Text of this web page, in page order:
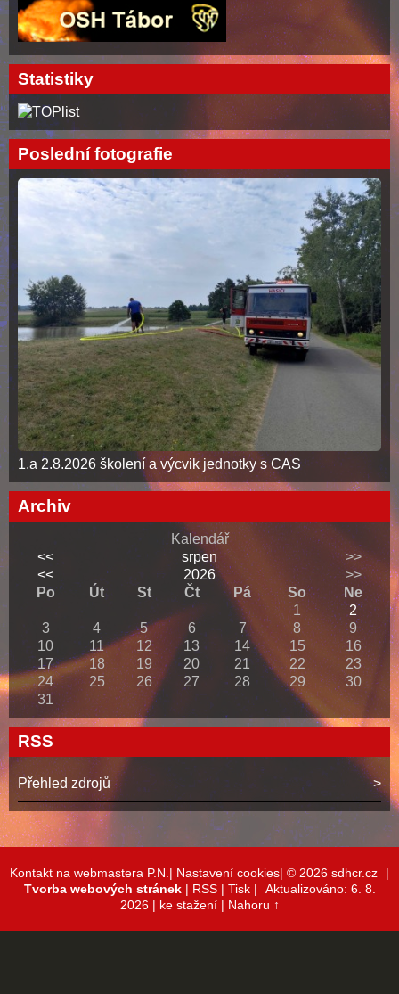
Statistiky
Poslední fotografie
1.a 2.8.2026 školení a výcvik jednotky s CAS
Archiv
Kalendář
<<
srpen
>>
<<
2026
>>
Po
Út St Čt Pá So
Ne
1
2
3
4 5 6 7 8
9
10
11 12 13 14 15
16
17
18 19 20 21 22
23
24
25 26 27 28 29
30
31
RSS
Přehled zdrojů
Kontakt na webmastera P.N.| Nastavení cookies| © 2026 sdhcr.cz
|
Tvorba webových stránek| RSS| Tisk|
Aktualizováno: 6. 8.
2026 | ke stažení | Nahoru ↑